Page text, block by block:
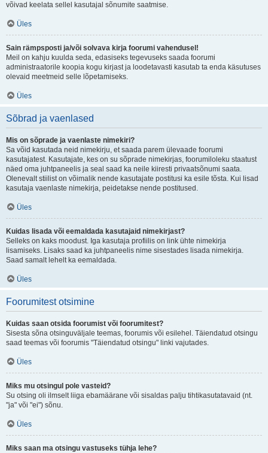
võivad keelata sellel kasutajal sõnumite saatmise.
Üles
Sain rämpsposti ja/või solvava kirja foorumi vahendusel!
Meil on kahju kuulda seda, edasiseks tegevuseks saada foorumi
administraatorile koopia kogu kirjast ja loodetavasti kasutab ta enda käsutuses
olevaid meetmeid selle lõpetamiseks.
Üles
Sõbrad ja vaenlased
Mis on sõprade ja vaenlaste nimekiri?
Sa võid kasutada neid nimekirju, et saada parem ülevaade foorumi
kasutajatest. Kasutajate, kes on su sõprade nimekirjas, foorumiloleku staatust
näed oma juhtpaneelis ja seal saad ka neile kiiresti privaatsõnumi saata.
Olenevalt stiilist on võimalik nende kasutajate postitusi ka esile tõsta. Kui lisad
kasutaja vaenlaste nimekirja, peidetakse nende postitused.
Üles
Kuidas lisada või eemaldada kasutajaid nimekirjast?
Selleks on kaks moodust. Iga kasutaja profiilis on link ühte nimekirja
lisamiseks. Lisaks saad ka juhtpaneelis nime sisestades lisada nimekirja.
Saad samalt lehelt ka eemaldada.
Üles
Foorumitest otsimine
Kuidas saan otsida foorumist või foorumitest?
Sisesta sõna otsinguväljale teemas, foorumis või esilehel. Täiendatud otsingu
saad teemas või foorumis "Täiendatud otsingu" linki vajutades.
Üles
Miks mu otsingul pole vasteid?
Su otsing oli ilmselt liiga ebamäärane või sisaldas palju tihtikasutatavaid (nt.
"ja" või "ei") sõnu.
Üles
Miks saan ma otsingu vastuseks tühja lehe?